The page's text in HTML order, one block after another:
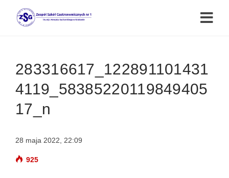
283316617_122891101431
4119_58385220119849405
17_n
28 maja 2022, 22:09
925